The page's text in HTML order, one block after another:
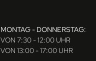
MONTAG - DONNERSTAG:
VON 7:30 - 12:00 UHR
VON 13:00 - 17:00 UHR